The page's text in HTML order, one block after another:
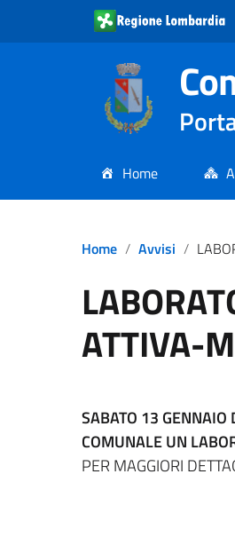
Home
Home Avvisi
ATTIVA-
SABATO 13 GENNAIO
COMUNALE UN
PER MAGGIORI